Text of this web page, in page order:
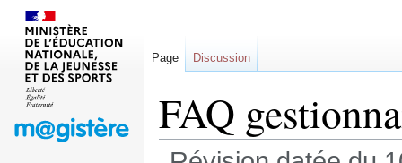
FAQ
Page Discussion